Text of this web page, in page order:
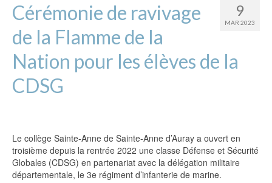
9
MAR 2023
Cérémonie de ravivage
de la Flamme de la
Nation pour les élèves de la
CDSG
Le collège Sainte-Anne de Sainte-Anne d’Auray a ouvert en
troisième depuis la rentrée 2022 une classe Défense et Sécurité
Globales (CDSG) en partenariat avec la délégation militaire
départementale, le 3e régiment d’infanterie de marine.